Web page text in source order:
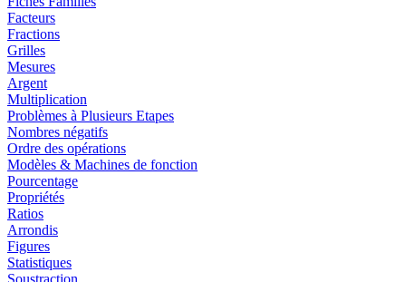
Facteurs
Fractions
Grilles
Mesures
Argent
Multiplication
Problèmes à Plusieurs Etapes
Nombres négatifs
Ordre des opérations
Modèles & Machines de fonction
Pourcentage
Propriétés
Ratios
Arrondis
Figures
Statistiques
Soustraction